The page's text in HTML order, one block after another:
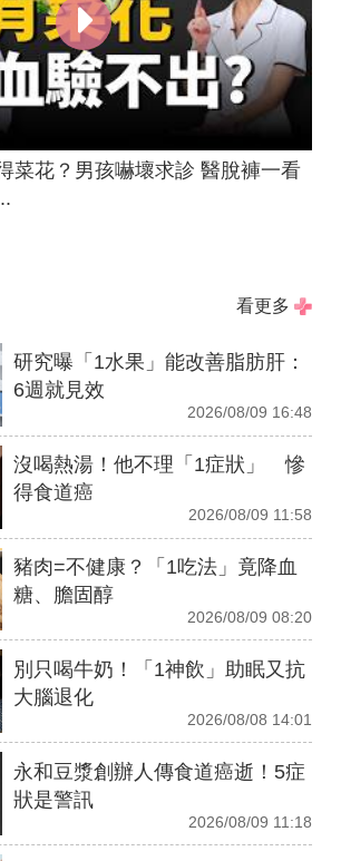
菜花？男孩嚇壞求診 醫脫褲一看
看更多
研究曝「1水果」能改善脂肪肝：
6週就見效
2026/08/09 16:48
沒喝熱湯！他不理「1症狀」 慘
得食道癌
2026/08/09 11:58
豬肉=不健康？「1吃法」竟降血
糖、膽固醇
2026/08/09 08:20
別只喝牛奶！「1神飲」助眠又抗
大腦退化
2026/08/08 14:01
永和豆漿創辦人傳食道癌逝！5症
狀是警訊
2026/08/09 11:18